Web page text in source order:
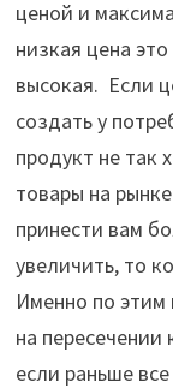
ценой и
низкая цена
высокая. Если
создать у
продукт не так
товары на
принести вам
увеличить, то
Именно по
на
если раньше